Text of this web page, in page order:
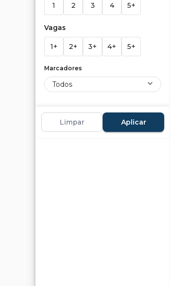
1 2 3 4 5+
Vagas
1+ 2+ 3+ 4+ 5+
Marcadores
Todos
Limpar Aplicar